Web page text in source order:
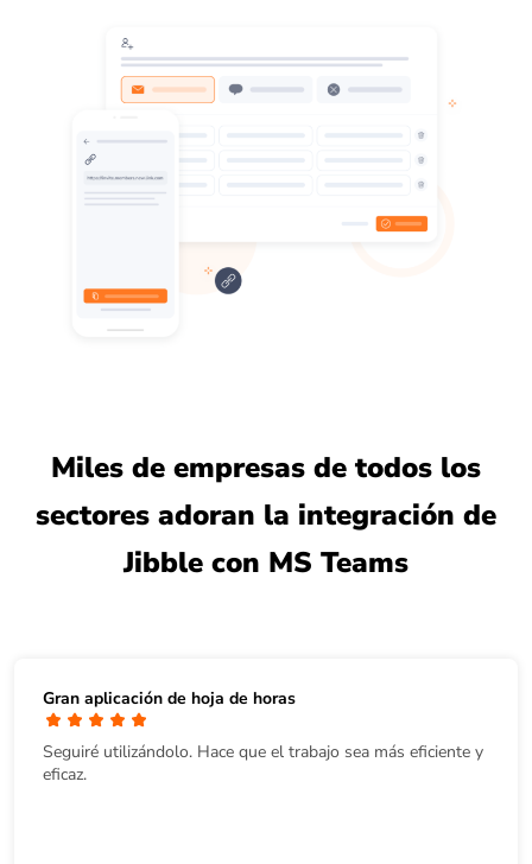
Miles de empresas de todos los
sectores adoran la integración de
Jibble con MS Teams
Gran aplicación de hoja de horas
Seguiré utilizándolo. Hace que el trabajo sea más eficiente y
eficaz.